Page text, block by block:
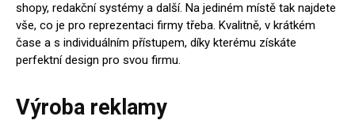
shopy, redakční systémy a další. Na jediném místě tak najdete
vše, co je pro reprezentaci firmy třeba. Kvalitně, v krátkém
čase a s individuálním přístupem, díky kterému získáte
perfektní design pro svou firmu.
Výroba reklamy